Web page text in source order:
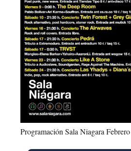
Programación Sala Niagara